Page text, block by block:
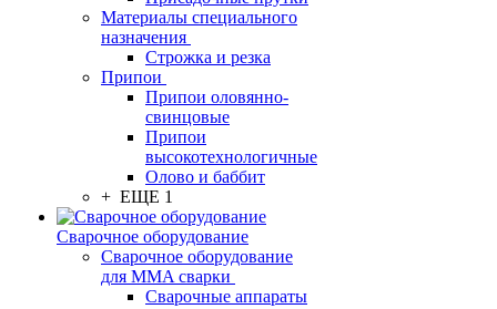
Материалы специального
назначения
Строжка и резка
Припои
Припои оловянно-
свинцовые
Припои
высокотехнологичные
Олово и баббит
+ ЕЩЕ 1
Сварочное оборудование
Сварочное оборудование
для MMA сварки
Сварочные аппараты